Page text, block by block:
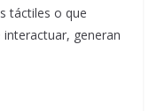
táctiles o que
generan